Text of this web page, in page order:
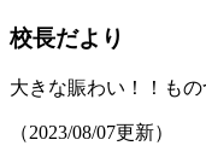
校長だより
大きな賑わい！！も
（2023/08/07更新）